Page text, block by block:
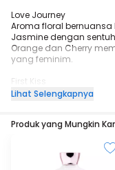
Love Journey
Aroma floral
Jasmine dengan
Orange dan Cherry
yang feminim.
First Kiss
Aroma Powdery Floral
Kombinasi wangi yang
cherry manis dan
Lihat Selengkapnya
Produk yang Mungkin